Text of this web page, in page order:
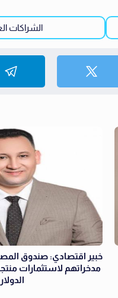
الشراكات
خبير اقتصادي: صندوق
مدخراتهم لاستثمارات
الدولار